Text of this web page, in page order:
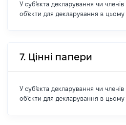
У суб'єкта декларування чи членів
об'єкти для декларування в цьому
7. Цінні папери
У суб'єкта декларування чи членів
об'єкти для декларування в цьому